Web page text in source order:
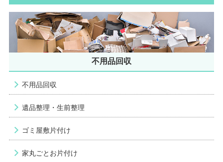
不用品回収
不用品回収
遺品整理・生前整理
ゴミ屋敷片付け
家丸ごとお片付け